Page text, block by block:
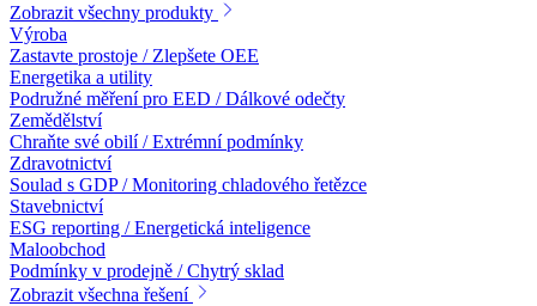
Zobrazit všechny produkty
Výroba
Zastavte prostoje / Zlepšete OEE
Energetika a utility
Podružné měření pro EED / Dálkové odečty
Zemědělství
Chraňte své obilí / Extrémní podmínky
Zdravotnictví
Soulad s GDP / Monitoring chladového řetězce
Stavebnictví
ESG reporting / Energetická inteligence
Maloobchod
Podmínky v prodejně / Chytrý sklad
Zobrazit všechna řešení